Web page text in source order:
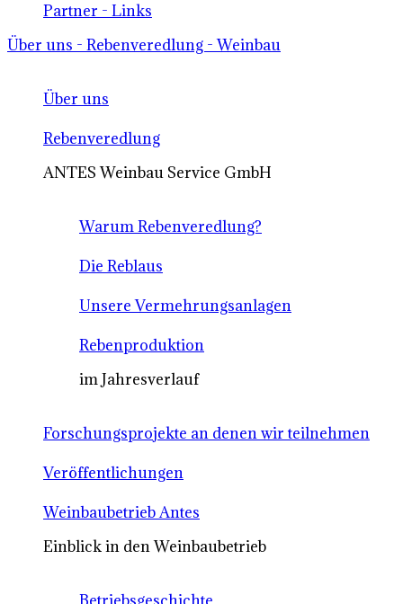
Partner - Links
Über uns - Rebenveredlung - Weinbau
Über uns
Rebenveredlung
ANTES Weinbau Service GmbH
Warum Rebenveredlung?
Die Reblaus
Unsere Vermehrungsanlagen
Rebenproduktion
im Jahresverlauf
Forschungsprojekte an denen wir teilnehmen
Veröffentlichungen
Weinbaubetrieb Antes
Einblick in den Weinbaubetrieb